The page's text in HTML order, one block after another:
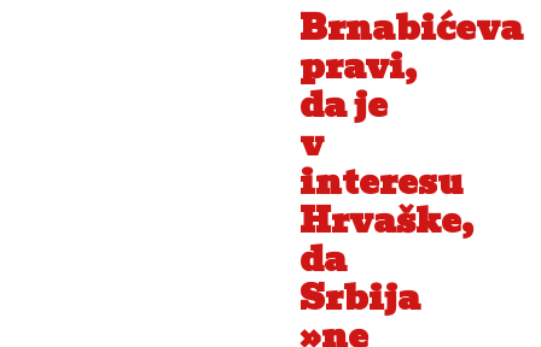
Brnabićeva
pravi,
da je
v
interesu
Hrvaške,
da
Srbija